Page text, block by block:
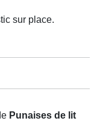
sur place.
Punaises de lit